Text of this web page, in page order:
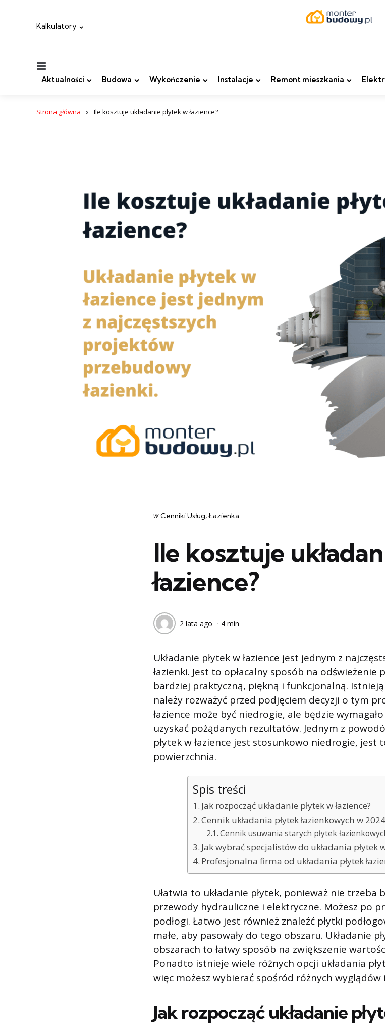
Kalkulatory
Aktualności Budowa Wykończenie Instalacje Remont mieszkania
Strona główna Ile kosztuje układanie płytek w łazience?
Categories
post
w Cenniki Usług Łazienka
Ile kosztuje
łazience?
2 lata ago 4 min
Układanie płytek w łazience jest jednym z
łazienki. Jest to opłacalny sposób na
bardziej praktyczną, piękną i funkcjonalną.
należy rozważyć przed podjęciem decyzji o tym
łazience może być niedrogie, ale będzie
uzyskać pożądanych rezultatów. Jednym z
płytek w łazience jest stosunkowo niedrogie, jest
powierzchnia.
Spis treści
Jak rozpocząć układanie płytek w łazience?
Cennik układania płytek łazienkowych w
Cennik usuwania starych płytek
Jak wybrać specjalistów do układania płytek
Profesjonalna firma od układania płytek
Ułatwia to układanie płytek, ponieważ nie trzeba
przewody hydrauliczne i elektryczne. Możesz po
podłogi. Łatwo jest również znaleźć płytki
małe, aby pasowały do ​​tego obszaru. Układanie
obszarach to łatwy sposób na zwiększenie
Ponadto istnieje wiele różnych opcji układania
więc możesz wybierać spośród różnych wyglądów
Jak rozpocząć układanie